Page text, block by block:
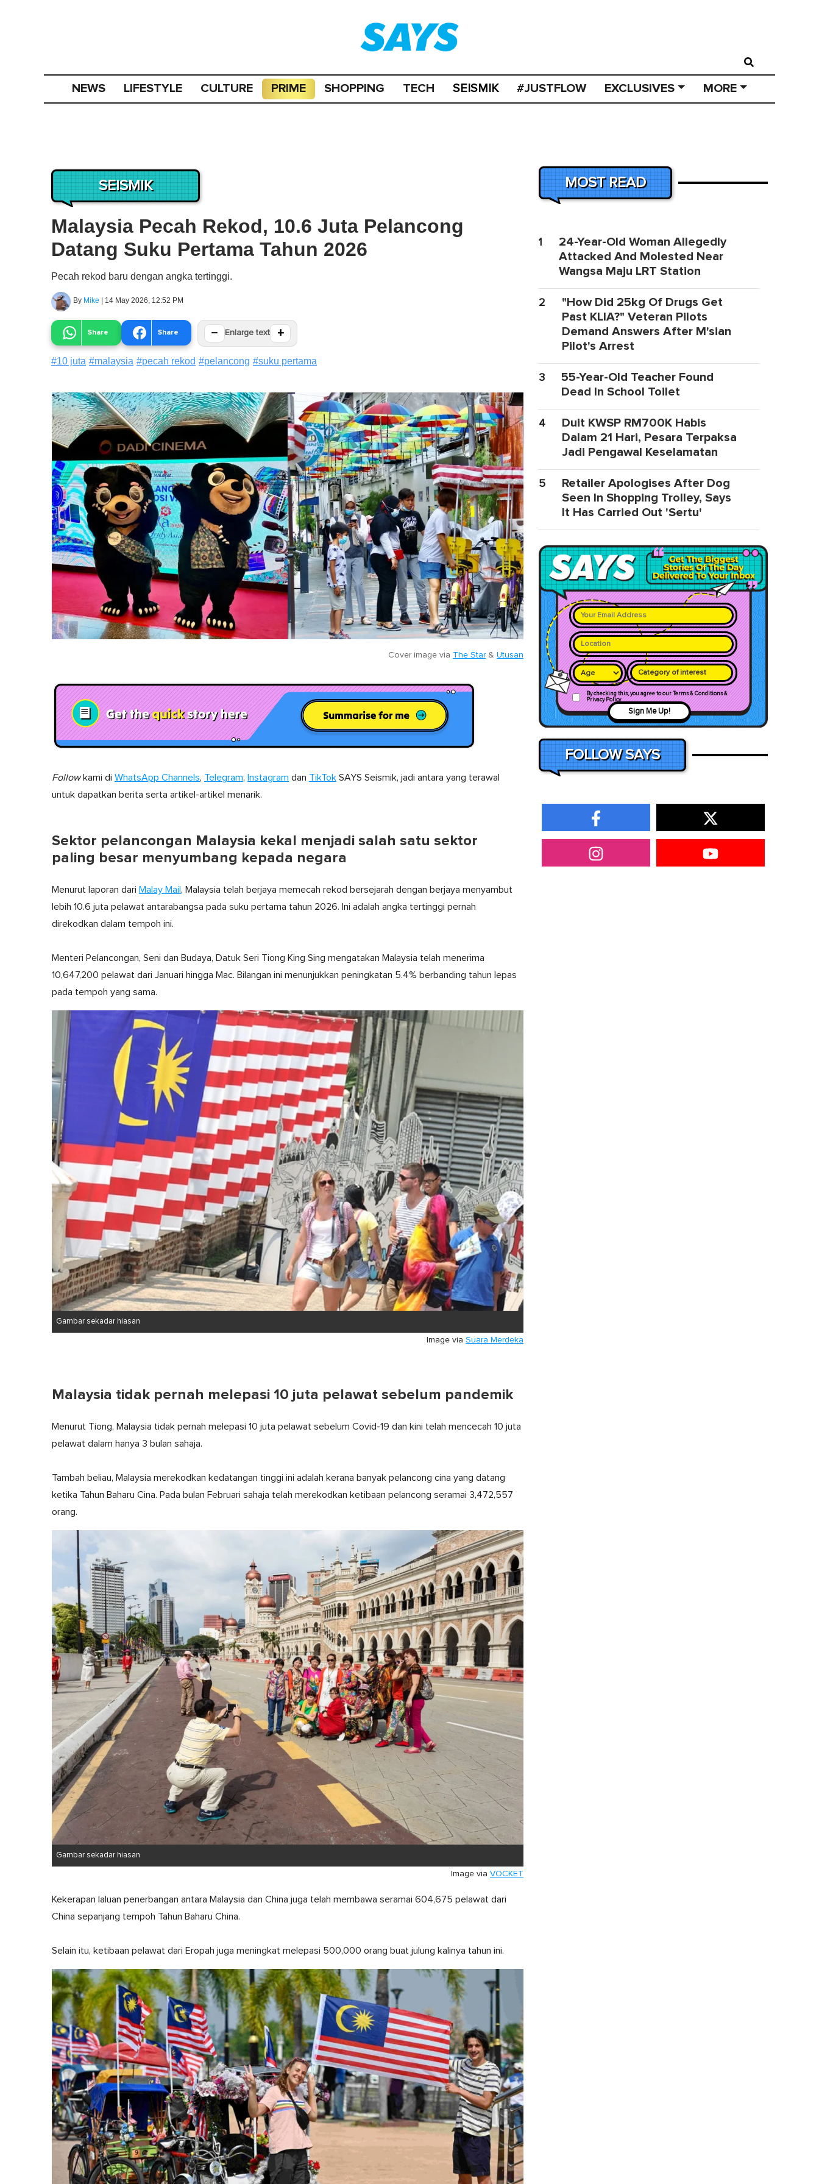
NEWS LIFESTYLE CULTURE PRIME SHOPPING TECH SEISMIK #JUSTFLOW EXCLUSIVES MORE
SEISMIK
Malaysia Pecah Rekod, 10.6 Juta Pelancong
Datang Suku Pertama Tahun 2026
Pecah rekod baru dengan angka tertinggi.
By Mike | 14 May 2026, 12:52 PM
Share Share − Enlarge text +
#10 juta #malaysia #pecah rekod #pelancong #suku pertama
Cover image via The Star& Utusan
Followkami di WhatsApp Channels, Telegram, Instagram dan TikTok SAYS Seismik, jadi antara yang terawal
untuk dapatkan berita serta artikel-artikel menarik.
Sektor pelancongan Malaysia kekal menjadi salah satu sektor
paling besar menyumbang kepada negara
Menurut laporan dari Malay Mail , Malaysia telah berjaya memecah rekod bersejarah dengan berjaya menyambut
lebih 10.6 juta pelawat antarabangsa pada suku pertama tahun 2026. Ini adalah angka tertinggi pernah
direkodkan dalam tempoh ini.
Menteri Pelancongan, Seni dan Budaya, Datuk Seri Tiong King Sing mengatakan Malaysia telah menerima
10,647,200 pelawat dari Januari hingga Mac. Bilangan ini menunjukkan peningkatan 5.4% berbanding tahun lepas
pada tempoh yang sama.
Gambar sekadar hiasan
Image via Suara Merdeka
Malaysia tidak pernah melepasi 10 juta pelawat sebelum pandemik
Menurut Tiong, Malaysia tidak pernah melepasi 10 juta pelawat sebelum Covid-19 dan kini telah mencecah 10 juta
pelawat dalam hanya 3 bulan sahaja.
Tambah beliau, Malaysia merekodkan kedatangan tinggi ini adalah kerana banyak pelancong cina yang datang
ketika Tahun Baharu Cina. Pada bulan Februari sahaja telah merekodkan ketibaan pelancong seramai 3,472,557
orang.
Gambar sekadar hiasan
Image via VOCKET
Kekerapan laluan penerbangan antara Malaysia dan China juga telah membawa seramai 604,675 pelawat dari
China sepanjang tempoh Tahun Baharu China.
Selain itu, ketibaan pelawat dari Eropah juga meningkat melepasi 500,000 orang buat julung kalinya tahun ini.
MOST READ
1
24-Year-Old Woman Allegedly
Attacked And Molested Near
Wangsa Maju LRT Station
2
"How Did 25kg Of Drugs Get
Past KLIA?" Veteran Pilots
Demand Answers After M'sian
Pilot's Arrest
3
55-Year-Old Teacher Found
Dead In School Toilet
4
Duit KWSP RM700K Habis
Dalam 21 Hari, Pesara Terpaksa
Jadi Pengawal Keselamatan
5
Retailer Apologises After Dog
Seen In Shopping Trolley, Says
It Has Carried Out 'Sertu'
Category of interest
By checking this, you agree to our Terms & Conditions &
Privacy Policy
Sign Me Up!
FOLLOW SAYS